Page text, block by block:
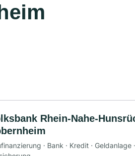
Rhein-Nahe-
· Bank · Kredit ·